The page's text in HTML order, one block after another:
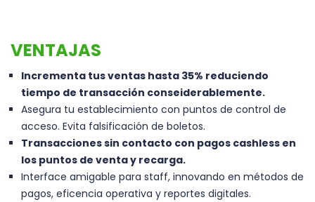
VENTAJAS
Incrementa tus ventas hasta 35% reduciendo
tiempo de transacción conseiderablemente.
Asegura tu establecimiento con puntos de control de
acceso. Evita falsificación de boletos.
Transacciones sin contacto con pagos cashless en
los puntos de venta y recarga.
Interface amigable para staff, innovando en métodos de
pagos, eficencia operativa y reportes digitales.